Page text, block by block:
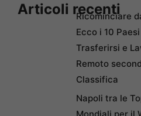
Articoli recenti
Ricominciare
Ecco i 10
Trasferirsi e
Remoto
Classifica
Napoli tra le